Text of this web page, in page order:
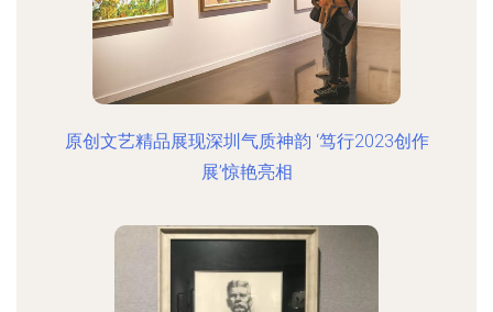
原创文艺精品展现深圳气质神韵 ‘笃行2023创作
展’惊艳亮相